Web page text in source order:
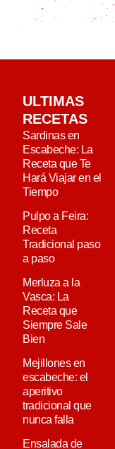
ULTIMAS
RECETAS
Sardinas en
Escabeche: La
Receta que Te
Hará Viajar en el
Tiempo
Pulpo a Feira:
Receta
Tradicional paso
a paso
Merluza a la
Vasca: La
Receta que
Siempre Sale
Bien
Mejillones en
escabeche: el
aperitivo
tradicional que
nunca falla
Ensalada de